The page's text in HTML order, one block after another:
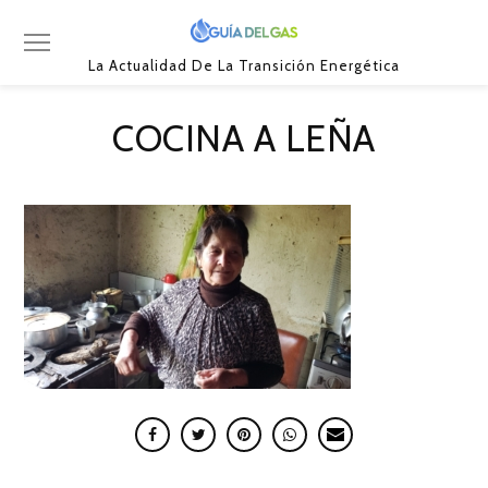
La Actualidad De La Transición Energética
COCINA A LEÑA